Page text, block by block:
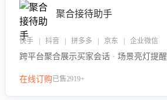
聚合接待助手
快手 | 抖音 | 拼多多 | 京东 | 企业微信
跨平台聚合展示买家会话 · 场景亮灯提醒
在线订购已售2919+